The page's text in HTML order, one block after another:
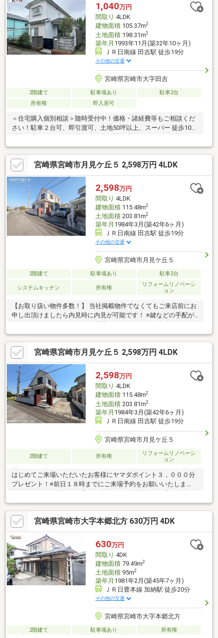
1,040万円
間取り 4LDK
建物面積105.37m2
土地面積198.31m2
築年月 1993年11月(築32年10ヶ月)
ＪＲ日南線 田吉駅 徒歩19分
その他の交通
宮崎県宮崎市大字田吉
2階建て 駐車場あり
駐車2台
所有権
即入居可
＜住宅購入個別相談＞随時受付中！価格・諸経費等もご相談くだ
さい！駐車２台可、即引渡可、土地50坪以上、スーパー 徒歩10分
所、２階建、温水洗浄便座、小学校 徒歩10分以内
宮崎県宮崎市月見ケ丘５ 2,598万円 4LDK
2,598万円
間取り 4LDK
建物面積115.48m2
土地面積203.81m2
築年月 1984年3月(築42年6ヶ月)
ＪＲ日南線 田吉駅 徒歩19分
その他の交通
宮崎県宮崎市月見ケ丘５
2階建て 駐車場あり 駐車2台
システムキッチン 所有権
リフォームリノベーシ
ョン
【お取り扱い物件多数！】 当社掲載物件でなくてもご来店前にお
申し出頂けましたら内見時に内見が可能です！ ※鍵などの手配が
い。
宮崎県宮崎市月見ケ丘５ 2,598万円 4LDK
2,598万円
間取り 4LDK
建物面積115.48m2
土地面積203.81m2
築年月 1984年3月(築42年6ヶ月)
ＪＲ日南線 田吉駅 徒歩19分
宮崎県宮崎市月見ケ丘５
2階建て 所有権
リフォームリノベーシ
ョン
はじめてご来場いただいたお客様にヤマダポイント３，０００分
プレゼント！※前日１８時までにご来場予約をお願いいたしま
ンロードいただき、会員登録が必要です。◆おすすめポイント◆
〇リノベーション工事済！水回りも新品に交換。すぐに新生活を
始められます。〇売主負担による瑕疵保険加入で安心！〇住宅ロ
ーン控除対象物件です。〇シロアリ防除工事済！〇当社設計のプ
ランにより使いやすくおしゃれな空間に。事前のご予約で内覧可
能です！お電話の際は店舗番号「1020」をご入力ください。皆様
からのお問い合わせを心よりお待ちしております。
宮崎県宮崎市大字本郷北方 630万円 4DK
630万円
間取り 4DK
建物面積79.49m2
土地面積95m2
築年月 1981年2月(築45年7ヶ月)
ＪＲ日豊本線 加納駅 徒歩20分
その他の交通
宮崎県宮崎市大字本郷北方
2階建て 駐車場あり 所有権